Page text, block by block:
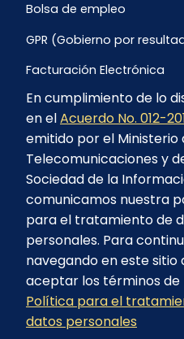
Bolsa de empleo
GPR (Gobierno por
Facturación Electrónica
Archivo Histórico de
Portal Ambiental y Social
Proyecto Geotérmico
Contratación consultoría
Reglamento de Procesos
© 2023 - CELEC EP -
reservados
En cumplimiento de lo
en elAcuerdo No. 012-
emitido por el Ministerio
Telecomunicaciones y
Sociedad de la
comunicamos nuestra
para el tratamiento de
personales. Para
navegando en este sitio
aceptar los términos de
Política para el
datos personales